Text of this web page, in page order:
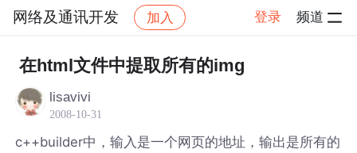
网络及通讯开发 加入 登录 频道
社区 网络及通讯开发 帖子详情
在html文件中提取所有的img
lisavivi
2008-10-31
c++builder中，输入是一个网页的地址，输出是所有的